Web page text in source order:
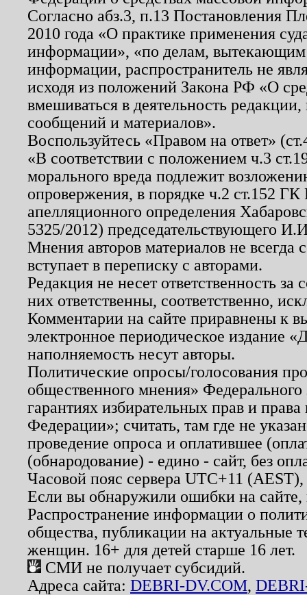
Согласно абз.3, п.13 Постановления
2010 года «О практике применения
информации», «по делам, вытекающим
информации, распространитель не
исходя из положений Закона РФ «О
вмешиваться в деятельность
сообщений и материалов».
Воспользуйтесь «Правом на ответ»
«В соответствии с положением ч.3
морального вреда подлежит
опровержения, в порядке ч.2 ст.152
апелляционного определения
5325/2012) председательствующего
Мнения авторов материалов не
вступает в переписку с авторами.
Редакция не несет ответственность
них ответственны, соответственно,
Комментарии на сайте приравнены к
электронное периодическое издание
наполняемость несут авторы.
Политические опросы/голосования
общественного мнения»
гарантиях избирательных прав и
Федерации»; считать, там где не
проведение опроса и оплатившее
(обнародование) - едино - сайт, без
Часовой пояс сервера UTC+11
Если вы обнаружили ошибки на
Распространение информации о
общества, публикации на актуальные
женщин. 16+ для детей старше 16 лет.
СМИ не получает субсидий.
Адреса сайта: DEBRI-DV.COM,